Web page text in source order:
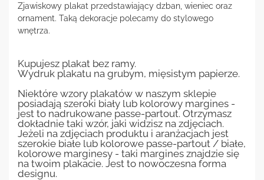
Zjawiskowy plakat przedstawiający dzban, wieniec oraz
ornament. Taką dekoracje polecamy do stylowego
wnętrza.
Kupujesz plakat bez ramy.
Wydruk plakatu na grubym, mięsistym papierze.
Niektóre wzory plakatów w naszym sklepie
posiadają szeroki biały lub kolorowy margines -
jest to nadrukowane passe-partout. Otrzymasz
dokładnie taki wzór, jaki widzisz na zdjęciach.
Jeżeli na zdjęciach produktu i aranżacjach jest
szerokie białe lub kolorowe passe-partout / białe,
kolorowe marginesy - taki margines znajdzie się
na twoim plakacie. Jest to nowoczesna forma
designu.